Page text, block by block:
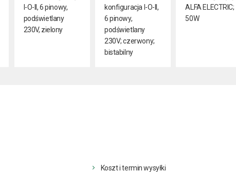
I-O-II, 6 pinowy,
podświetlany
230V, zielony
konfiguracja I-O-II,
6 pinowy,
podświetlany
230V; czerwony;
bistabilny
ALFA ELECTRIC;
50W
Koszt i termin wysyłki